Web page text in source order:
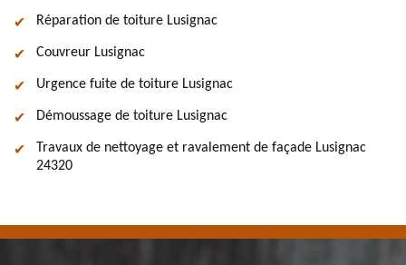
Réparation de toiture Lusignac
Couvreur Lusignac
Urgence fuite de toiture Lusignac
Démoussage de toiture Lusignac
Travaux de nettoyage et ravalement de façade Lusignac
24320